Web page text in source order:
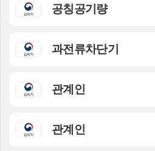
공칭공기량
과전류차단기
관계인
관계인